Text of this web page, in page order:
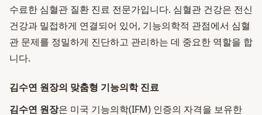
수료한 심혈관 질환 진료 전문가입니다. 심혈관 건강은 전신
건강과 밀접하게 연결되어 있어, 기능의학적 관점에서 심혈
관 문제를 정밀하게 진단하고 관리하는 데 중요한 역할을 합
니다.
김수연 원장의 맞춤형 기능의학 진료
김수연 원장은 미국 기능의학(IFM) 인증의 자격을 보유한